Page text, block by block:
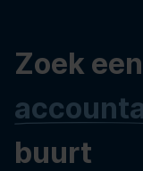
Zoek een
buurt